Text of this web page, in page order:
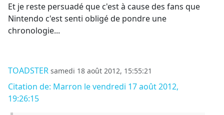
Et je reste persuadé que c'est à cause des fans que
Nintendo c'est senti obligé de pondre une
chronologie...
TOADSTER samedi 18 août 2012, 15:55:21
Citation de: Marron le vendredi 17 août 2012,
19:26:15